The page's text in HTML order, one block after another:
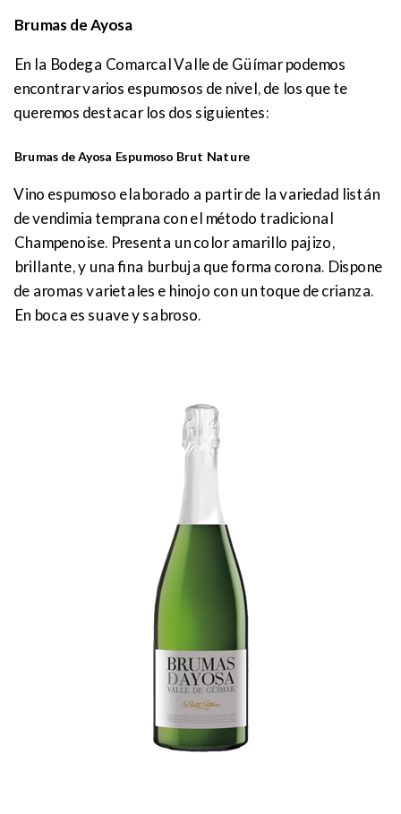
Brumas de Ayosa
En la Bodega Comarcal Valle de Güímar podemos
encontrar varios espumosos de nivel, de los que te
queremos destacar los dos siguientes:
Brumas de Ayosa Espumoso Brut Nature
Vino espumoso elaborado a partir de la variedad listán
de vendimia temprana con el método tradicional
Champenoise. Presenta un color amarillo pajizo,
brillante, y una fina burbuja que forma corona. Dispone
de aromas varietales e hinojo con un toque de crianza.
En boca es suave y sabroso.